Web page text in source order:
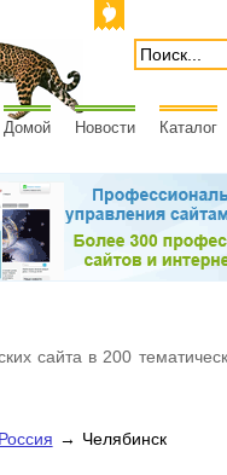
Домой Новости Каталог
сайта в 200
Россия → Челябинск